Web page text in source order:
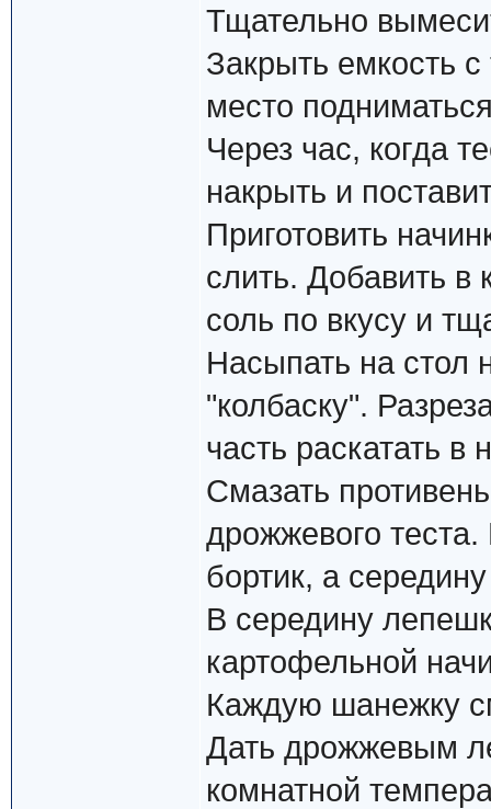
Тщательно
Закрыть емкость
место
Через час, когда
накрыть и
Приготовить
слить. Добавить в
соль по вкусу и
Насыпать на стол
"колбаску".
часть раскатать
Смазать
дрожжевого
бортик, а
В середину
картофельной
Каждую шанежку
Дать дрожжевым
комнатной